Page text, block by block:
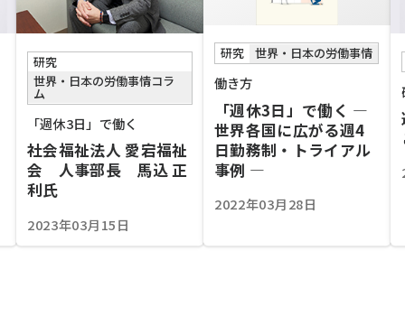
研究
世界・日本の労働事情コラ
ム
「週休3日」で働く
社会福祉法人 愛宕福祉
会 人事部長 馬込 正
利氏
2023年03月15日
研究 世界・日本の労働事情
働き方
「週休3日」で働く ―
世界各国に広がる週4
日勤務制・トライアル
事例 ―
2022年03月28日